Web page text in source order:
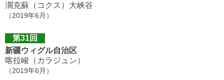
濶克蘇（コクス）大峡谷
（2019年6月）
第31回
新疆ウィグル自治区
喀拉峻（カラジュン）
（2019年6月）